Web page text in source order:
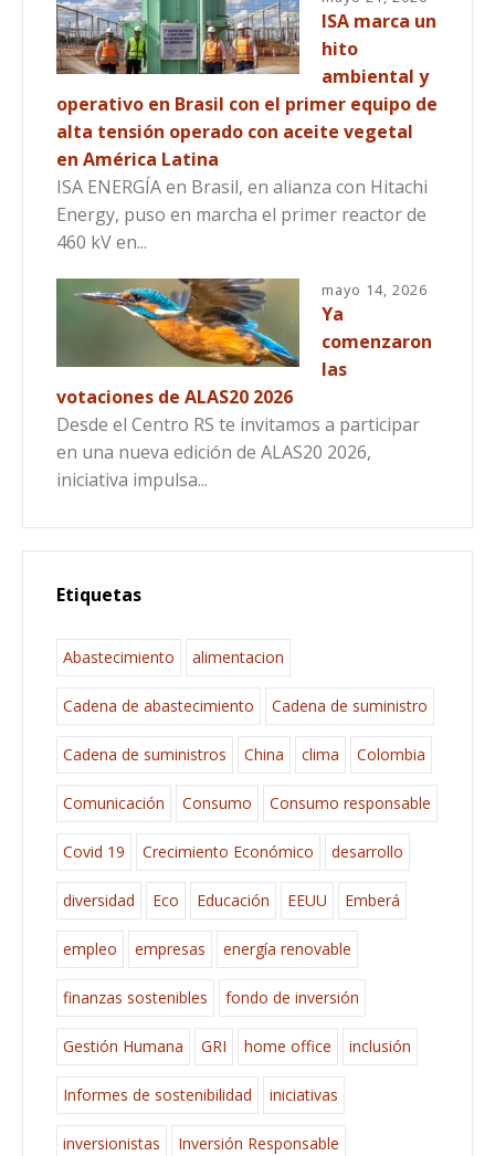
ISA marca un
hito
ambiental y
operativo en Brasil con el primer equipo de
alta tensión operado con aceite vegetal
en América Latina
ISA ENERGÍA en Brasil, en alianza con Hitachi
Energy, puso en marcha el primer reactor de
460 kV en...
mayo 14, 2026
Ya
comenzaron
las
votaciones de ALAS20 2026
Desde el Centro RS te invitamos a participar
en una nueva edición de ALAS20 2026,
iniciativa impulsa...
Etiquetas
Abastecimiento alimentacion
Cadena de abastecimiento Cadena de suministro
Cadena de suministros China clima Colombia
Comunicación Consumo Consumo responsable
Covid 19 Crecimiento Económico desarrollo
diversidad Eco Educación EEUU Emberá
empleo empresas energía renovable
finanzas sostenibles fondo de inversión
Gestión Humana GRI home office inclusión
Informes de sostenibilidad iniciativas
inversionistas Inversión Responsable